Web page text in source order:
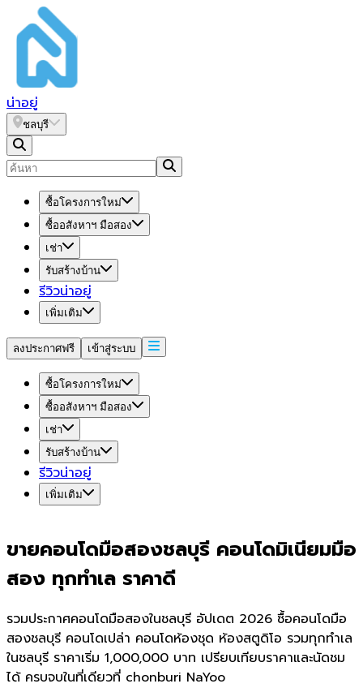
น่าอยู่
ชลบุรี
ซื้อโครงการใหม่
ซื้ออสังหาฯ มือสอง
เช่า
รับสร้างบ้าน
รีวิวน่าอยู่
เพิ่มเติม
ลงประกาศฟรี เข้าสู่ระบบ
ซื้อโครงการใหม่
ซื้ออสังหาฯ มือสอง
เช่า
รับสร้างบ้าน
รีวิวน่าอยู่
เพิ่มเติม
ขายคอนโดมือสองชลบุรี คอนโดมิเนียมมือ
สอง ทุกทำเล ราคาดี
รวมประกาศคอนโดมือสองในชลบุรี อัปเดต 2026 ซื้อคอนโดมือ
สองชลบุรี คอนโดเปล่า คอนโดห้องชุด ห้องสตูดิโอ รวมทุกทำเล
ในชลบุรี ราคาเริ่ม 1,000,000 บาท เปรียบเทียบราคาและนัดชม
ได้ ครบจบในที่เดียวที่ chonburi NaYoo